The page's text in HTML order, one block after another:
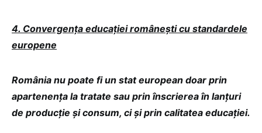
4. Convergența educației românești cu standardele
europene
România nu poate fi un stat european doar prin
apartenența la tratate sau prin înscrierea în lanțuri
de producție și consum, ci și prin calitatea educației.